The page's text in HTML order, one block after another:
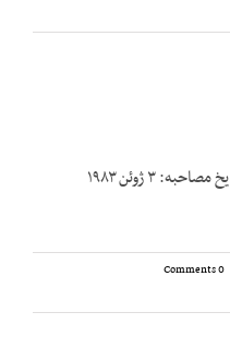
روایت‌کننده: آقای نصرت‌الله امینی تاریخ مصاحبه: ۳ ژوئن ۱۹۸۳
0 Comments